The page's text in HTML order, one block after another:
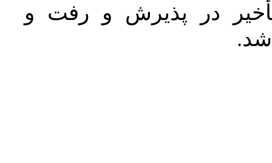
در پذیرش و رفت و
شد.